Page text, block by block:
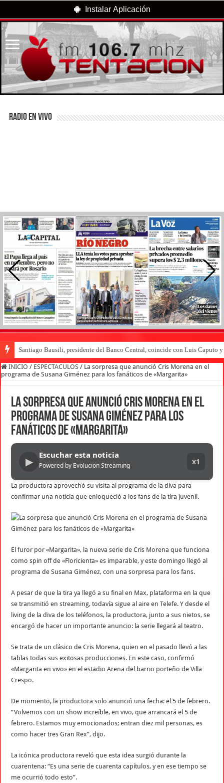
Instalar Aplicación
RADIO EN VIVO
Santiago Bausili, presidente del Banco Central, coincide con Luis Caputo
INICIO / ESPECTACULOS / La sorpresa que anunció Cris Morena en el
programa de Susana Giménez para los fanáticos de «Margarita»
La sorpresa que anunció Cris Morena en el
programa de Susana Giménez para los
fanáticos de «Margarita»
▶
Escuchar esta noticia
Powered by Evolucion Streaming x1
La productora aprovechó su visita al programa de la diva para
confirmar una noticia que enloqueció a los fans de la tira juvenil.
El furor por «Margarita», la nueva serie de Cris Morena que funciona
como spin off de «Floricienta» es imparable, y este domingo llegó al
programa de Susana Giménez, con una sorpresa para los fans.
A pesar de que la tira ya llegó a su final en Max, plataforma en la que
se transmitió en streaming, todavía sigue al aire en Telefe. Y desde el
living de la diva de los teléfonos, la productora, junto a sus nietos, se
encargó de hacer un importante anuncio: la serie llegará al teatro.
Se trata de un clásico de Cris Morena, quien en el pasado llevó a las
tablas todas sus exitosas producciones. En este caso, confirmó
«Margarita en vivo» en el estadio Arena del barrio porteño de Villa
Crespo.
De momento, la productora solo anunció una fecha: el 5 de febrero.
“Volvemos con un show increíble, en vivo, que arrancará el 5 de
febrero. Estamos muy emocionados; entran diez mil personas, es
como hacer tres Gran Rex”, dijo.
La icónica productora reveló que esta idea surgió durante la
cuarentena: “Es una serie de cuarenta capítulos, y en ese tiempo se
me ocurrió todo esto”.